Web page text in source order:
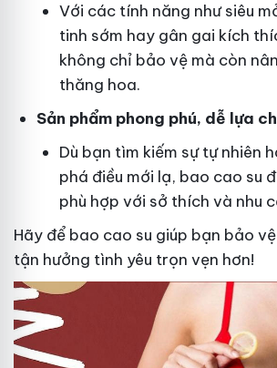
Với các tính năng như siêu
tinh sớm hay gân gai kích
không chỉ bảo vệ mà còn
thăng hoa.
Sản phẩm phong phú, dễ lựa
Dù bạn tìm kiếm sự tự nhiên
phá điều mới lạ, bao cao su
phù hợp với sở thích và nhu
Hãy để bao cao su giúp bạn bảo
tận hưởng tình yêu trọn vẹn hơn!